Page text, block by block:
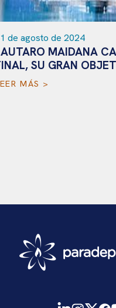
de agosto de 2024
MAIDANA
SU GRAN
MÁS >